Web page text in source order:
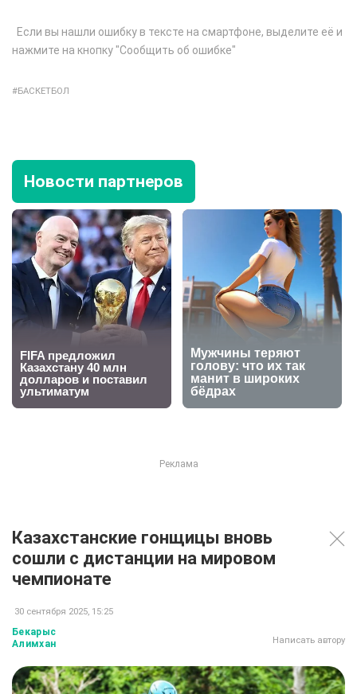
Если вы нашли ошибку в тексте на смартфоне, выделите её и
нажмите на кнопку "Сообщить об ошибке"
БАСКЕТБОЛ
Новости партнеров
Казахстанские гонщицы вновь
сошли с дистанции на мировом
чемпионате
30 сентября 2025, 15:25
Бекарыс
Алимхан
Написать автору